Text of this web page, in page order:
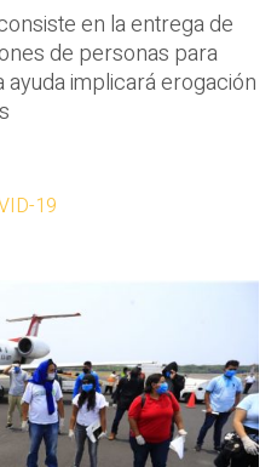
en la entrega de
de personas para
ayuda implicará erogación
19